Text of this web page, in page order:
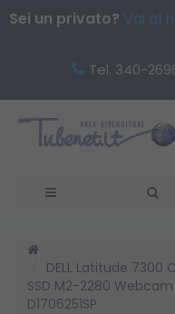
Sei un privato? Vai al
Tel. 340-
DELL Latitude 7300
SSD M2-2280 Webcam
D1706251SP